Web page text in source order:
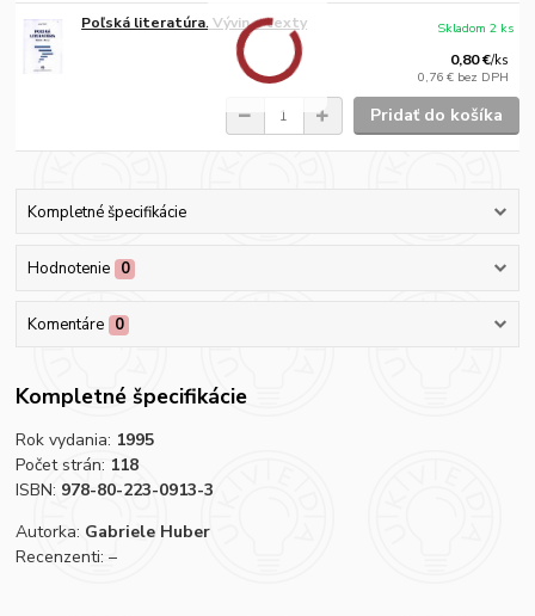
Poľská literatúra. Vývin a texty
0,80 €/ks
0,76 € bez DPH
Skladom 2 ks
Pridať do košíka
Kompletné špecifikácie
Hodnotenie 0
Komentáre 0
Kompletné špecifikácie
Rok vydania: 1995
Počet strán: 118
ISBN: 978-80-223-0913-3
Autorka: Gabriele Huber
Recenzenti: –